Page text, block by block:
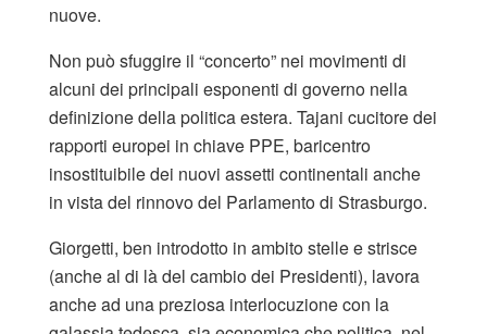
nuove.
Non può sfuggire il “concerto” nei movimenti di
alcuni dei principali esponenti di governo nella
definizione della politica estera. Tajani cucitore dei
rapporti europei in chiave PPE, baricentro
insostituibile dei nuovi assetti continentali anche
in vista del rinnovo del Parlamento di Strasburgo.
Giorgetti, ben introdotto in ambito stelle e strisce
(anche al di là del cambio dei Presidenti), lavora
anche ad una preziosa interlocuzione con la